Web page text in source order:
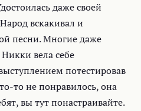
даже своей
вскакивал и
песни. Многие даже
вела себе
потестировав
то не понравилось, она
вы тут понастраивайте.